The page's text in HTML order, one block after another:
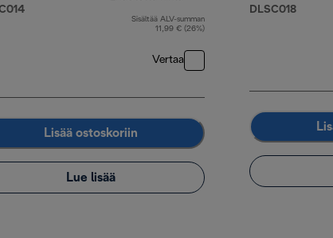
alkuperäinen hinta 69,90 €
Sisältää ALV-summan
11,99 € (26%)
Vertaa
Lisää ostoskoriin
Lue lisää
DLSC018